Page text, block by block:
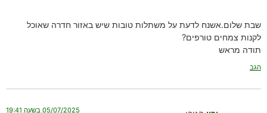
שבת שלום.אשנח לדעת על משתלות טובות שיש באזור חדרה שאוכל
לקנות צמחים טורפים?
תודה מראש
הגב
05/07/2025 בשעה 19:41